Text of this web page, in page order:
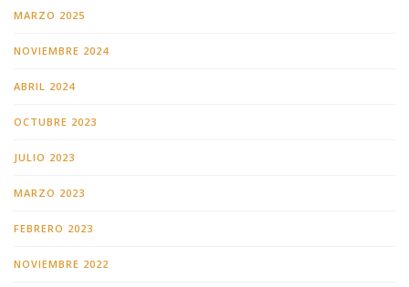
MARZO 2025
NOVIEMBRE 2024
ABRIL 2024
OCTUBRE 2023
JULIO 2023
MARZO 2023
FEBRERO 2023
NOVIEMBRE 2022